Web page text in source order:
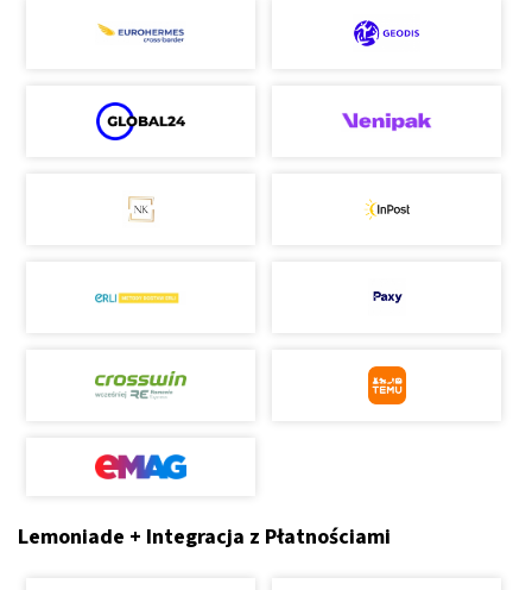
Lemoniade + Integracja z Płatnościami